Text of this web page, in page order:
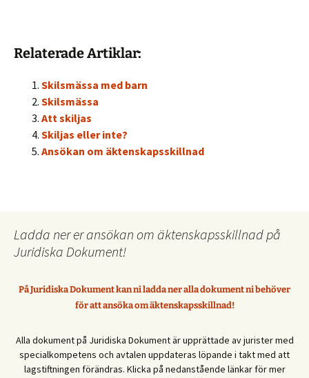
Relaterade Artiklar:
Skilsmässa med barn
Skilsmässa
Att skiljas
Skiljas eller inte?
Ansökan om äktenskapsskillnad
Ladda ner er ansökan om äktenskapsskillnad på
Juridiska Dokument!
På Juridiska Dokument kan ni ladda ner alla dokument ni behöver
för att ansöka om äktenskapsskillnad!
Alla dokument på Juridiska Dokument är upprättade av jurister med
specialkompetens och avtalen uppdateras löpande i takt med att
lagstiftningen förändras. Klicka på nedanstående länkar för mer